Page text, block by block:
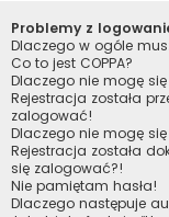
Problemy z
Dlaczego w ogóle
Co to jest COPPA?
Dlaczego nie mogę
Rejestracja została
zalogować!
Dlaczego nie mogę
Rejestracja została
się zalogować?!
Nie pamiętam hasła!
Dlaczego następuje